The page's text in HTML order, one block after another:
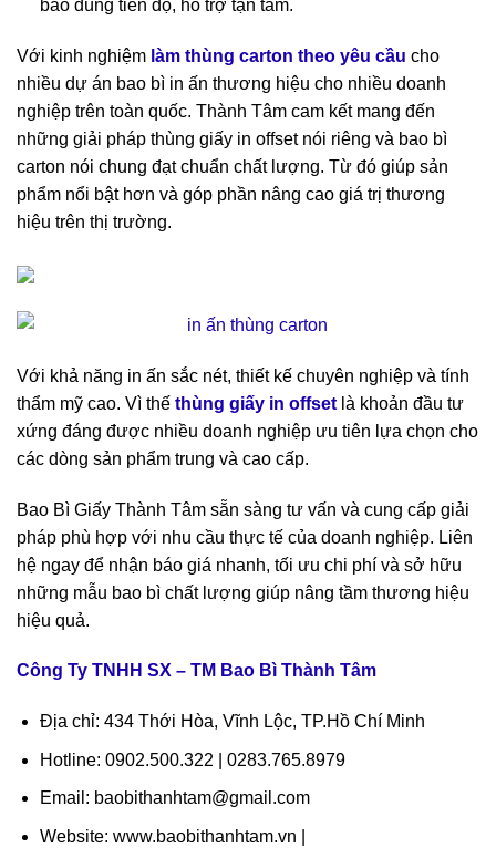
bảo đúng tiến độ, hỗ trợ tận tâm.
Với kinh nghiệm làm thùng carton theo yêu cầu cho
nhiều dự án bao bì in ấn thương hiệu cho nhiều doanh
nghiệp trên toàn quốc. Thành Tâm cam kết mang đến
những giải pháp thùng giấy in offset nói riêng và bao bì
carton nói chung đạt chuẩn chất lượng. Từ đó giúp sản
phẩm nổi bật hơn và góp phần nâng cao giá trị thương
hiệu trên thị trường.
Với khả năng in ấn sắc nét, thiết kế chuyên nghiệp và tính
thẩm mỹ cao. Vì thế thùng giấy in offset là khoản đầu tư
xứng đáng được nhiều doanh nghiệp ưu tiên lựa chọn cho
các dòng sản phẩm trung và cao cấp.
Bao Bì Giấy Thành Tâm sẵn sàng tư vấn và cung cấp giải
pháp phù hợp với nhu cầu thực tế của doanh nghiệp. Liên
hệ ngay để nhận báo giá nhanh, tối ưu chi phí và sở hữu
những mẫu bao bì chất lượng giúp nâng tầm thương hiệu
hiệu quả.
Công Ty TNHH SX – TM Bao Bì Thành Tâm
Địa chỉ: 434 Thới Hòa, Vĩnh Lộc, TP.Hồ Chí Minh
Hotline: 0902.500.322 | 0283.765.8979
Email: baobithanhtam@gmail.com
Website: www.baobithanhtam.vn |